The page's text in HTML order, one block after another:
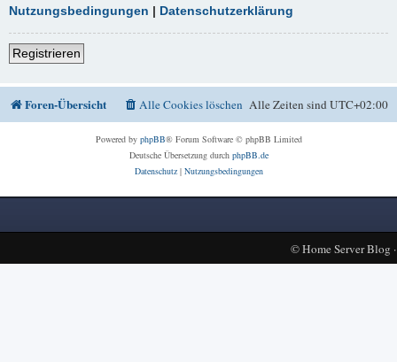
Nutzungsbedingungen | Datenschutzerklärung
Registrieren
Foren-Übersicht Alle Zeiten sindUTC+02:00
Alle Cookies löschen
Powered by phpBB® Forum Software © phpBB Limited
Deutsche Übersetzung durch phpBB.de
Datenschutz| Nutzungsbedingungen
©Home Server Blog